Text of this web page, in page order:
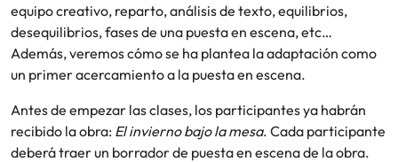
equipo creativo, reparto, análisis de texto, equilibrios,
desequilibrios, fases de una puesta en escena, etc…
Además, veremos cómo se ha plantea la adaptación como
un primer acercamiento a la puesta en escena.
Antes de empezar las clases, los participantes ya habrán
recibido la obra: El invierno bajo la mesa. Cada participante
deberá traer un borrador de puesta en escena de la obra.